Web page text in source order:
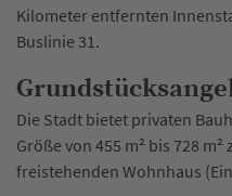
Kilometer entfernten
Buslinie 31.
Die Stadt bietet privaten
Größe von 455 m² bis 728
freistehenden Wohnhaus